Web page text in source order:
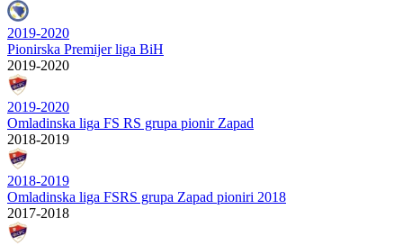
2019-2020
Pionirska Premijer liga BiH
2019-2020
2019-2020
Omladinska liga FS RS grupa pionir Zapad
2018-2019
2018-2019
Omladinska liga FSRS grupa Zapad pioniri 2018
2017-2018